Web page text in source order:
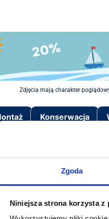
Zgoda
Niniejsza strona korzysta z
Zdjęcia mają charakter
Konserwacja
na przednim
powietrza. Pozwalają
pasa bezpieczeństwa.
jest